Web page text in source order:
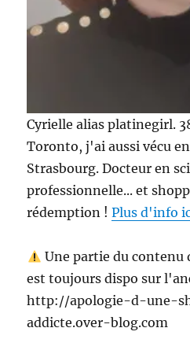
Cyrielle alias platinegirl.
Toronto, j'ai aussi vécu
Strasbourg. Docteur en
professionnelle... et
rédemption !Plus d'info
Une partie du contenu
est toujours dispo sur
http://apologie-d-une-
addicte.over-blog.com